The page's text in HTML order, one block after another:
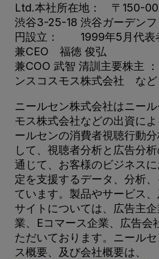
Ltd.本社所在地： 〒150-
渋谷3-25-18 渋谷ガーデン
円設立： 1999年5月代表
兼CEO 福徳 俊弘
兼COO 武智 清訓主要株主
ンスコスモス株式会社 など
ニールセン株式会社はニー
モス株式会社などの出資に
ールセンの消費者視聴行動
して、視聴者分析と広告分
通じて、お客様のビジネス
定を支援するデータ、分析
ています。製品やサービス
サイトについては、広告主
業、Eコマース企業、広告会
ただいております。ニール
ス概要、及び会社概要は、